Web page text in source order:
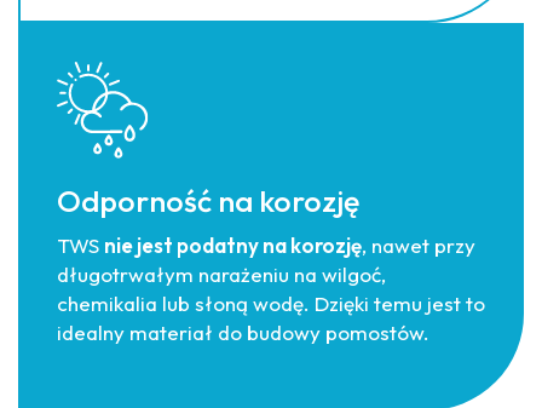
Odporność na korozję
TWS nie jest podatny na korozję, nawet przy
długotrwałym narażeniu na wilgoć,
chemikalia lub słoną wodę. Dzięki temu jest to
idealny materiał do budowy pomostów.